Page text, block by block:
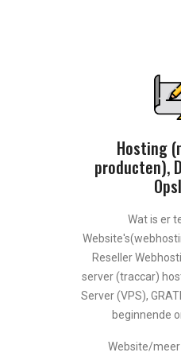
Hosting
producten),
Wat is er
Reseller
server (traccar)
Server (VPS),
beginnende
Website/